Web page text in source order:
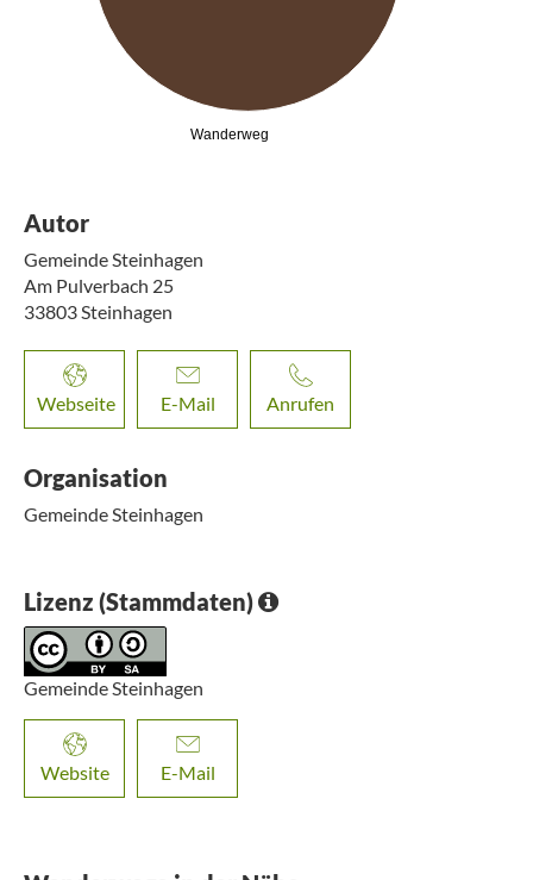
Wanderweg
Autor
Gemeinde Steinhagen
Am Pulverbach 25
33803Steinhagen
Webseite E-Mail Anrufen
Organisation
Gemeinde Steinhagen
Lizenz (Stammdaten)
Gemeinde Steinhagen
Website E-Mail